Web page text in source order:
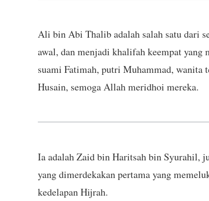
Ali bin Abi Thalib adalah salah satu dari
awal, dan menjadi khalifah keempat yang
suami Fatimah, putri Muhammad, wanita
Husain, semoga Allah meridhoi mereka.
Ia adalah Zaid bin Haritsah bin Syurahil,
yang dimerdekakan pertama yang
kedelapan Hijrah.